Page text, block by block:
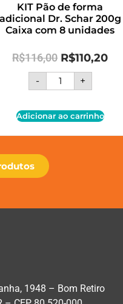
KIT Pão de forma
Dr. Schar 200g
Caixa com 8 unidades
R$116,00 R$110,20
- +
Adicionar ao carrinho
1948 – Bom Retiro